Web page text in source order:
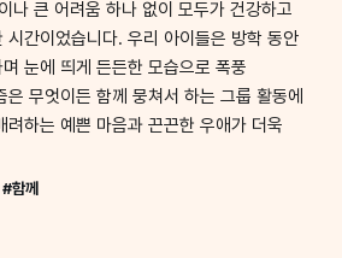
나 큰 어려움 하나 없이 모두가 건강하고
시간이었습니다. 우리 아이들은 방학 동안
눈에 띄게 든든한 모습으로 폭풍
무엇이든 함께 뭉쳐서 하는 그룹 활동에
하는 예쁜 마음과 끈끈한 우애가 더욱
함께